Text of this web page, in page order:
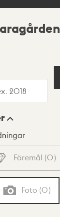
Föremål (0)
Foto (0)